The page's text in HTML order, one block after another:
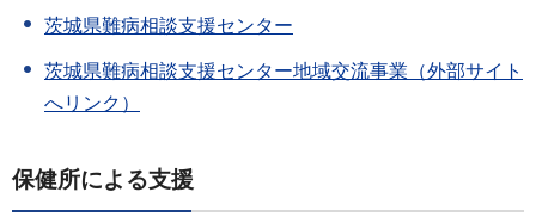
茨城県難病相談支援センター
茨城県難病相談支援センター地域交流事業（外部サイト
へリンク）
保健所による支援